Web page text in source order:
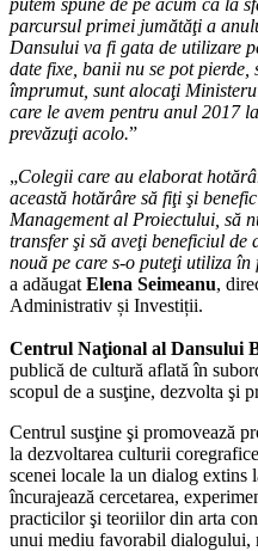
parcursul primei jumătăţi a
Dansului va fi gata de utilizare
date fixe, banii nu se pot
împrumut, sunt alocaţi
care le avem pentru anul 2017
prevăzuţi acolo.”
„Colegii care au elaborat
această hotărâre să fiţi şi
Management al Proiectului, să
transfer şi să aveţi beneficiul
nouă pe care s-o puteţi utiliza
a adăugat Elena Seimeanu,
Administrativ și Investiții.
Centrul Naţional al Dansului
publică de cultură aflată în
scopul de a susţine, dezvolta şi
Centrul susţine şi promovează
la dezvoltarea culturii
scenei locale la un dialog
încurajează cercetarea,
practicilor şi teoriilor din arta
unui mediu favorabil dialogului,